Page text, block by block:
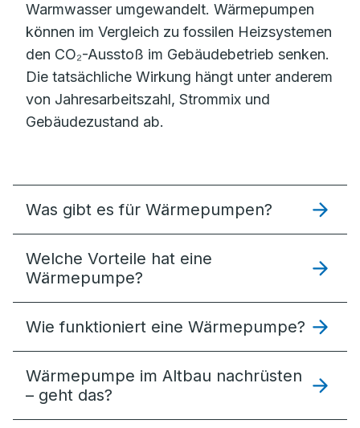
Warmwasser umgewandelt. Wärmepumpen
können im Vergleich zu fossilen Heizsystemen
den CO₂-Ausstoß im Gebäudebetrieb senken.
Die tatsächliche Wirkung hängt unter anderem
von Jahresarbeitszahl, Strommix und
Gebäudezustand ab.
Was gibt es für Wärmepumpen?
Welche Vorteile hat eine
Wärmepumpe?
Wie funktioniert eine Wärmepumpe?
Wärmepumpe im Altbau nachrüsten
– geht das?